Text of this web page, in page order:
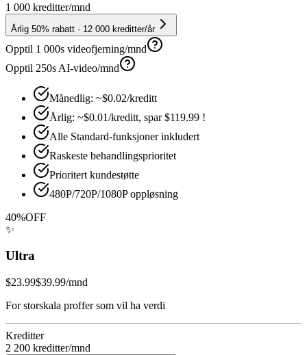
1 000 kreditter/mnd
Årlig 50% rabatt · 12 000 kreditter/år
Opptil 1 000s videofjerning/mnd
Opptil 250s AI-video/mnd
Månedlig: ~$0.02/kreditt
Årlig: ~$0.01/kreditt, spar $119.99 !
Alle Standard-funksjoner inkludert
Raskeste behandlingsprioritet
Prioritert kundestøtte
480P/720P/1080P oppløsning
40%OFF
✨
Ultra
$23.99$39.99/mnd
For storskala proffer som vil ha verdi
Kreditter
2 200 kreditter/mnd